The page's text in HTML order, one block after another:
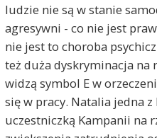
ludzie nie są w stanie
agresywni - co nie jest
nie jest to choroba
też duża dyskryminacja na
widzą symbol E w
się w pracy. Natalia jedna
uczestniczką Kampanii na